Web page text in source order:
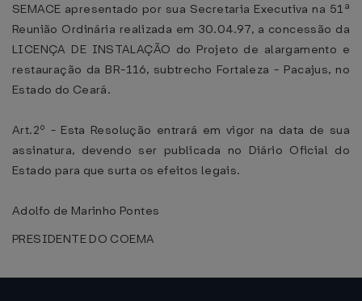
SEMACE apresentado por sua Secretaria Executiva na 51ª
Reunião Ordinária realizada em 30.04.97, a concessão da
LICENÇA DE INSTALAÇÃO do Projeto de alargamento e
restauração da BR-116, subtrecho Fortaleza - Pacajus, no
Estado do Ceará.
Art.2º - Esta Resolução entrará em vigor na data de sua
assinatura, devendo ser publicada no Diário Oficial do
Estado para que surta os efeitos legais.
Adolfo de Marinho Pontes
PRESIDENTE DO COEMA